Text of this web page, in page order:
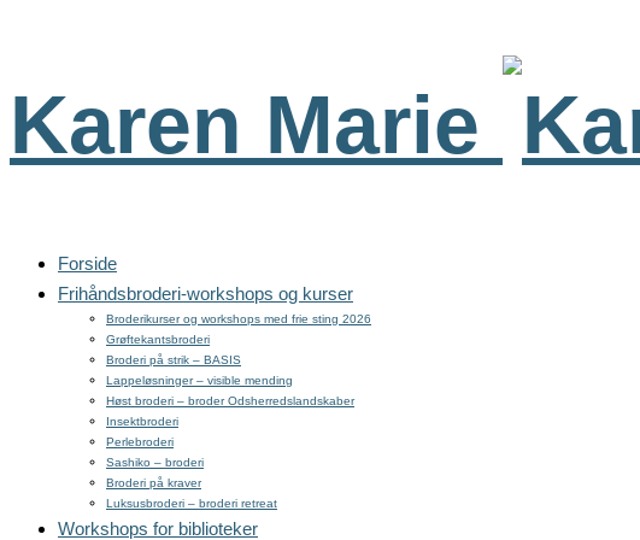
Karen Marie
Forside
Frihåndsbroderi-workshops og kurser
Broderikurser og workshops med frie sting 2026
Grøftekantsbroderi
Broderi på strik – BASIS
Lappeløsninger – visible mending
Høst broderi – broder Odsherredslandskaber
Insektbroderi
Perlebroderi
Sashiko – broderi
Broderi på kraver
Luksusbroderi – broderi retreat
Workshops for biblioteker